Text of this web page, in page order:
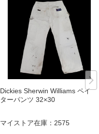
Dickies Sherwin Williams ペイン
ターパンツ 32×30
マイストア在庫： 2575